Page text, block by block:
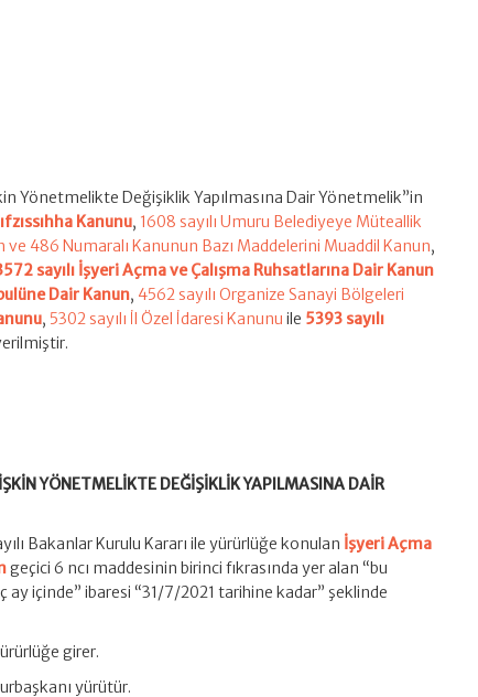
Yönetmelikte Değişiklik Yapılmasına Dair Yönetmelik”in
Kanunu, 1608 sayılı Umuru Belediyeye Müteallik
ve 486 Numaralı Kanunun Bazı Maddelerini Muaddil Kanun,
sayılı İşyeri Açma ve Çalışma Ruhsatlarına Dair Kanun
Dair Kanun, 4562 sayılı Organize Sanayi Bölgeleri
, 5302 sayılı İl Özel İdaresi Kanunu ile 5393 sayılı
YÖNETMELİKTE DEĞİŞİKLİK YAPILMASINA DAİR
Bakanlar Kurulu Kararı ile yürürlüğe konulan İşyeri Açma
geçici 6 ncı maddesinin birinci fıkrasında yer alan “bu
içinde” ibaresi “31/7/2021 tarihine kadar” şeklinde
girer.
yürütür.